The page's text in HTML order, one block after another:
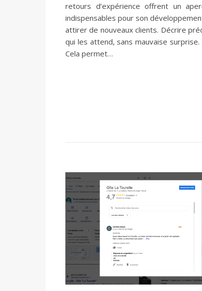
retours d’expérience offrent un
indispensables pour son
attirer de nouveaux clients. Décrire
qui les attend, sans mauvaise
Cela permet…